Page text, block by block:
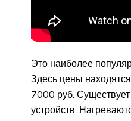
Это наиболее
Здесь цены
7000 руб. Существует
устройств.